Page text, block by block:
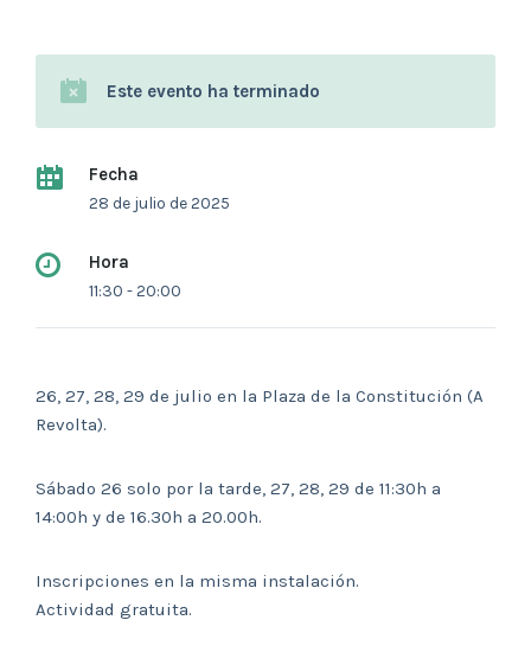
Este evento ha terminado
Fecha
28 de julio de 2025
Hora
11:30 - 20:00
26, 27, 28, 29 de julio en la Plaza de la Constitución (A
Revolta).
Sábado 26 solo por la tarde, 27, 28, 29 de 11:30h a
14:00h y de 16.30h a 20.00h.
Inscripciones en la misma instalación.
Actividad gratuita.